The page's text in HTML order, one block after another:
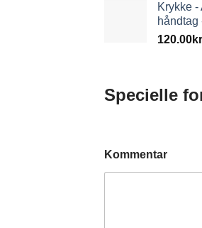
Krykke
håndtag
120.00
Specielle
Kommentar